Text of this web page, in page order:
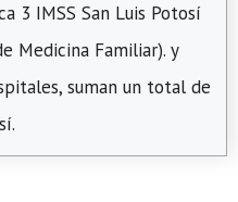
3 IMSS San Luis Potosí
Medicina Familiar). y
suman un total de